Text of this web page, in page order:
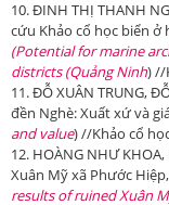
10. ĐINH THỊ THANH
cứu Khảo cổ học biển ở
(Potential for marine
districts (Quảng Ninh) //
11. ĐỖ XUÂN TRUNG,
đền Nghè: Xuất xứ và
and value) //Khảo cổ
12. HOÀNG NHƯ
Xuân Mỹ xã Phước
results of ruined Xuân